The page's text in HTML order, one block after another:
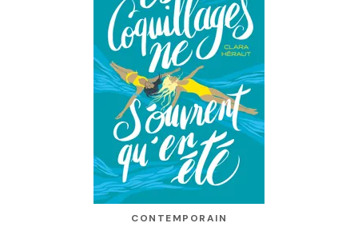
CONTEMPORAIN